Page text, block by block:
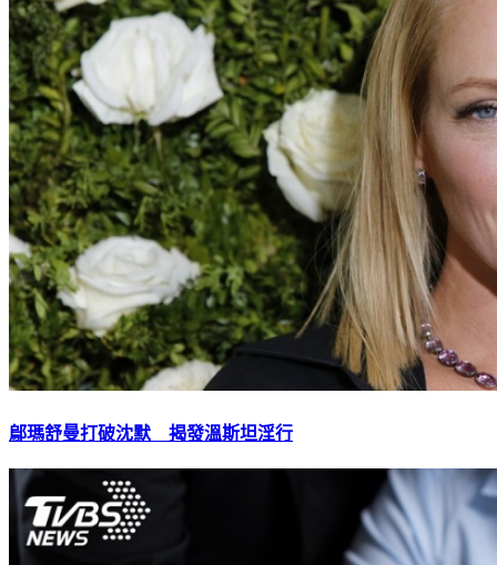
鄔瑪舒曼打破沈默 揭發溫斯坦淫行